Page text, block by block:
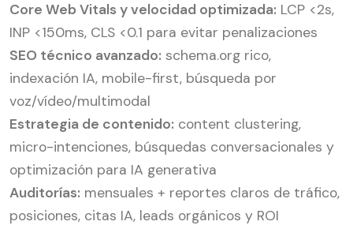
Core Web Vitals y velocidad optimizada: LCP <2s,
INP <150ms, CLS <0.1 para evitar penalizaciones
SEO técnico avanzado: schema.org rico,
indexación IA, mobile-first, búsqueda por
voz/vídeo/multimodal
Estrategia de contenido: content clustering,
micro-intenciones, búsquedas conversacionales y
optimización para IA generativa
Auditorías: mensuales + reportes claros de tráfico,
posiciones, citas IA, leads orgánicos y ROI